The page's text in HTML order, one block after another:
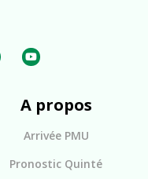
A propos
Arrivée PMU
Pronostic Quinté